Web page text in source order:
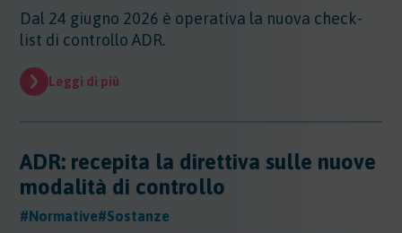
Ambiente - Rifiuti/RENTRI
Edilizia
Energia
Evidenza
Normative
Notizie
Regioni
Dal 24 giugno 2026 è operativa la nuova check-
list di controllo ADR.
Leggi di più
ADR: recepita la direttiva sulle nuove
modalità di controllo
#Normative#Sostanze